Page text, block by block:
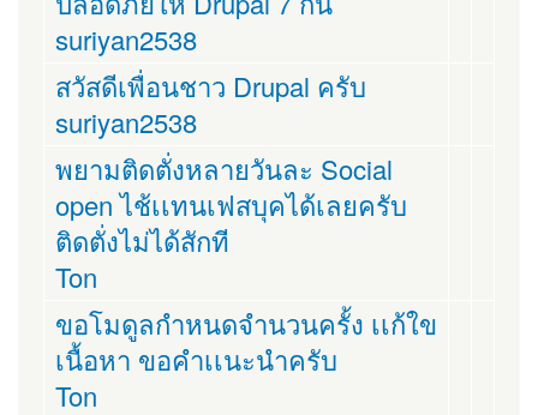
suriyan2538
สวัสดีเพื่อนชาว Drupal ครับ
suriyan2538
พยามติดตั่งหลายวันละ Social
open ไช้เเทนเฟสบุคได้เลยครับ
ติดตั่งไม่ได้สักที
Ton
ขอโมดูลกำหนดจำนวนครั้ง เเก้ใข
เนื้อหา ขอคำเเนะนำครับ
Ton